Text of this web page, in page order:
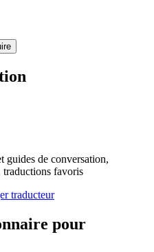
guides de conversation,
traductions favoris
pour